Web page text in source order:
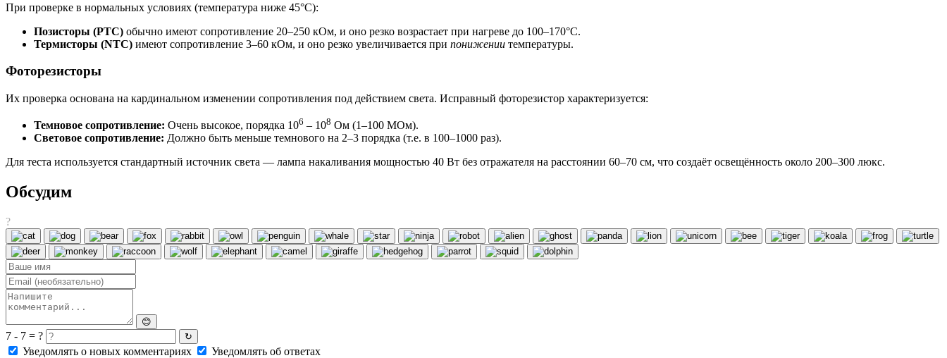
При проверке в нормальных условиях (температура ниже 45°C):
Позисторы (PTC) обычно имеют сопротивление 20–250 кОм, и оно резко возрастает при нагреве до 100–170°C.
Термисторы (NTC) имеют сопротивление 3–60 кОм, и оно резко увеличивается при понижении температуры.
Фоторезисторы
Их проверка основана на кардинальном изменении сопротивления под действием света. Исправный фоторезистор характеризуется:
Темновое сопротивление: Очень высокое, порядка 106 – 108 Ом (1–100 МОм).
Световое сопротивление: Должно быть меньше темнового на 2–3 порядка (т.е. в 100–1000 раз).
Для теста используется стандартный источник света — лампа накаливания мощностью 40 Вт без отражателя на расстоянии 60–70 см, что создаёт освещённость около 200–300 люкс.
Обсудим
?
😊
7 - 7 = ? ↻
Уведомлять о новых комментариях Уведомлять об ответах